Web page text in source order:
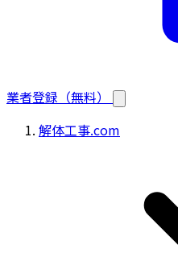
業者登録（無料）
解体工事.com